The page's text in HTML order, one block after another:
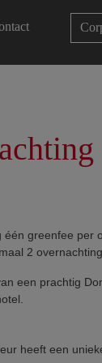
één greenfee per
2
een prachtig
heeft een